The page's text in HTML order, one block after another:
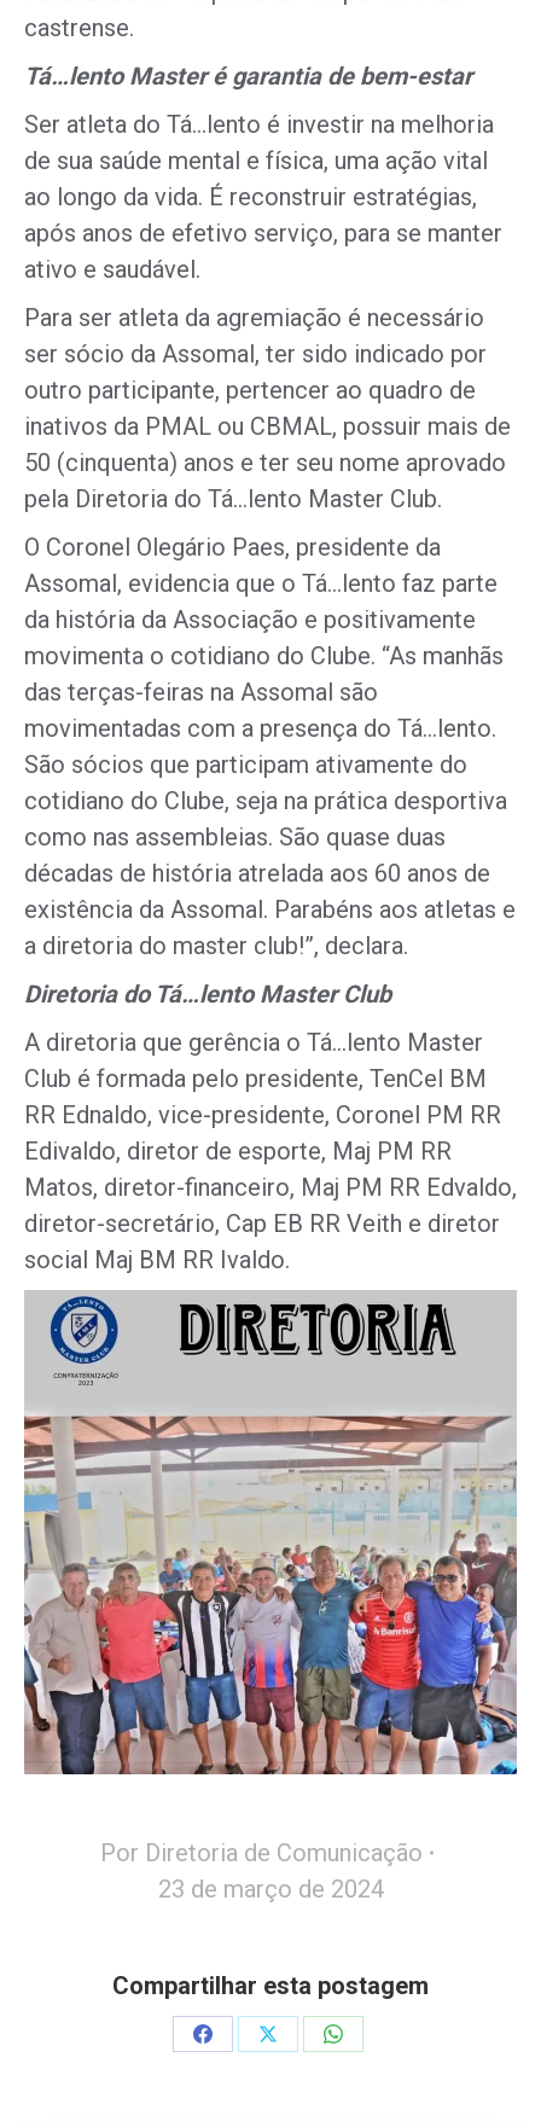
castrense.
Tá…lento Master é garantia de bem-estar
Ser atleta do Tá…lento é investir na melhoria
de sua saúde mental e física, uma ação vital
ao longo da vida. É reconstruir estratégias,
após anos de efetivo serviço, para se manter
ativo e saudável.
Para ser atleta da agremiação é necessário
ser sócio da Assomal, ter sido indicado por
outro participante, pertencer ao quadro de
inativos da PMAL ou CBMAL, possuir mais de
50 (cinquenta) anos e ter seu nome aprovado
pela Diretoria do Tá…lento Master Club.
O Coronel Olegário Paes, presidente da
Assomal, evidencia que o Tá…lento faz parte
da história da Associação e positivamente
movimenta o cotidiano do Clube. “As manhãs
das terças-feiras na Assomal são
movimentadas com a presença do Tá…lento.
São sócios que participam ativamente do
cotidiano do Clube, seja na prática desportiva
como nas assembleias. São quase duas
décadas de história atrelada aos 60 anos de
existência da Assomal. Parabéns aos atletas e
a diretoria do master club!”, declara.
Diretoria do Tá…lento Master Club
A diretoria que gerência o Tá…lento Master
Club é formada pelo presidente, TenCel BM
RR Ednaldo, vice-presidente, Coronel PM RR
Edivaldo, diretor de esporte, Maj PM RR
Matos, diretor-financeiro, Maj PM RR Edvaldo,
diretor-secretário, Cap EB RR Veith e diretor
social Maj BM RR Ivaldo.
Por Diretoria de Comunicação
23 de março de 2024
Compartilhar esta postagem
Share
Share
Share